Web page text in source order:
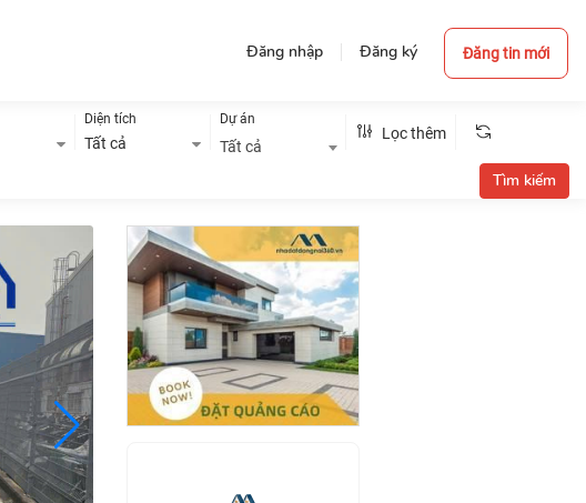
Đăng nhập Đăng ký Đăng tin mới
Diện tích
Tất cả
Dự án
Tất cả
Lọc thêm